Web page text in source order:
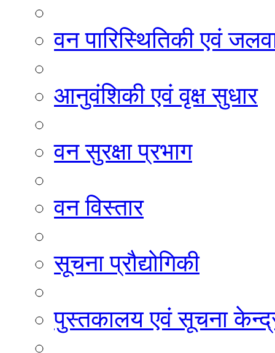
वन पारिस्थितिकी एवं
आनुवंशिकी एवं वृक्ष सुधार
वन सुरक्षा प्रभाग
वन विस्तार
सूचना प्रौद्योगिकी
पुस्तकालय एवं सूचना